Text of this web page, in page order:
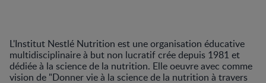
L'Institut Nestlé Nutrition est une organisation éducative
multidisciplinaire à but non lucratif crée depuis 1981 et
dédiée à la science de la nutrition. Elle oeuvre avec comme
vision de "Donner vie à la science de la nutrition à travers